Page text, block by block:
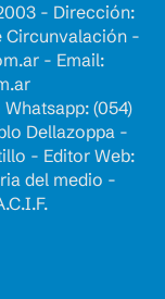
- Dirección:
Circunvalación -
- Email:
Whatsapp: (054)
Dellazoppa -
- Editor Web:
del medio -